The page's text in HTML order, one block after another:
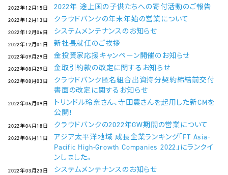
2022年12月15日 2022年 途上国の子供たちへの寄付活動のご報告
2022年12月13日 クラウドバンクの年末年始の営業について
2022年12月06日 システムメンテナンスのお知らせ
2022年12月01日 新社長就任のご挨拶
2022年09月29日 金投資家応援キャンペーン開催のお知らせ
2022年08月29日 金取引約款の改定に関するお知らせ
2022年08月03日
クラウドバンク匿名組合出資持分契約締結前交付
書面の改定に関するお知らせ
2022年06月09日
トリンドル玲奈さん、寺田農さんを起用した新CMを
公開！
2022年04月18日 クラウドバンクの2022年GW期間の営業について
2022年04月11日
アジア太平洋地域 成長企業ランキング「FT Asia-
Pacific High-Growth Companies 2022」にランクイ
ンしました。
2022年03月23日 システムメンテナンスのお知らせ